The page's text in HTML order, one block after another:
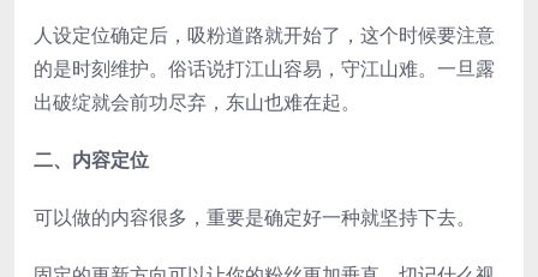
人设定位确定后，吸粉道路就开始了，这个时候要注意
的是时刻维护。俗话说打江山容易，守江山难。一旦露
出破绽就会前功尽弃，东山也难在起。
二、内容定位
可以做的内容很多，重要是确定好一种就坚持下去。